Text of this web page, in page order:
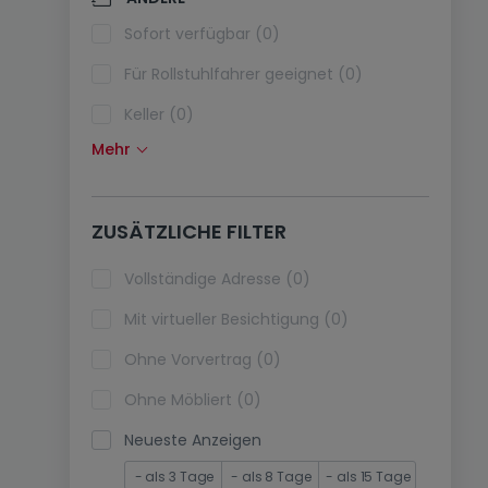
Klimaanlagen (0)
Glasfaser (0)
Sofort verfügbar (0)
Für Rollstuhlfahrer geeignet (0)
Keller (0)
Dachboden (0)
Fahrstuhl (0)
immobilienleibrente (0)
Ferienimmobilien (0)
Mehr
ZUSÄTZLICHE FILTER
Vollständige Adresse (0)
Mit virtueller Besichtigung (0)
Ohne Vorvertrag (0)
Ohne Möbliert (0)
Neueste Anzeigen
- als 3 Tage - als 8 Tage - als 15 Tage